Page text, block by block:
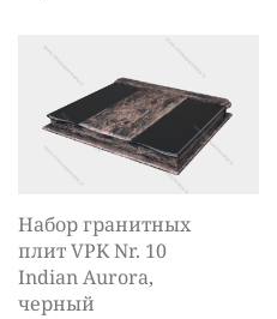
Набор гранитных
плит VPK Nr. 10
Indian Aurora,
черный